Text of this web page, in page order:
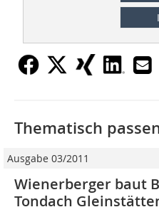
Thematisch
Ausgabe 03/2011
Wienerberger baut
Tondach